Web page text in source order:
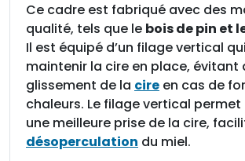
Ce cadre est fabriqué avec des
qualité, tels que le bois de pin et
Il est équipé d’un filage vertical
maintenir la cire en place, évitant
glissement de la cire en cas de
chaleurs. Le filage vertical
une meilleure prise de la cire,
désoperculation du miel.